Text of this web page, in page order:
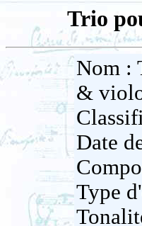
Trio
Nom :
&
Date
Type